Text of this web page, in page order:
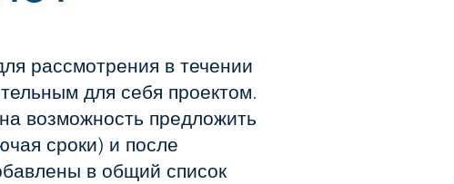
рассмотрения в течении
для себя проектом.
возможность предложить
сроки) и после
в общий список